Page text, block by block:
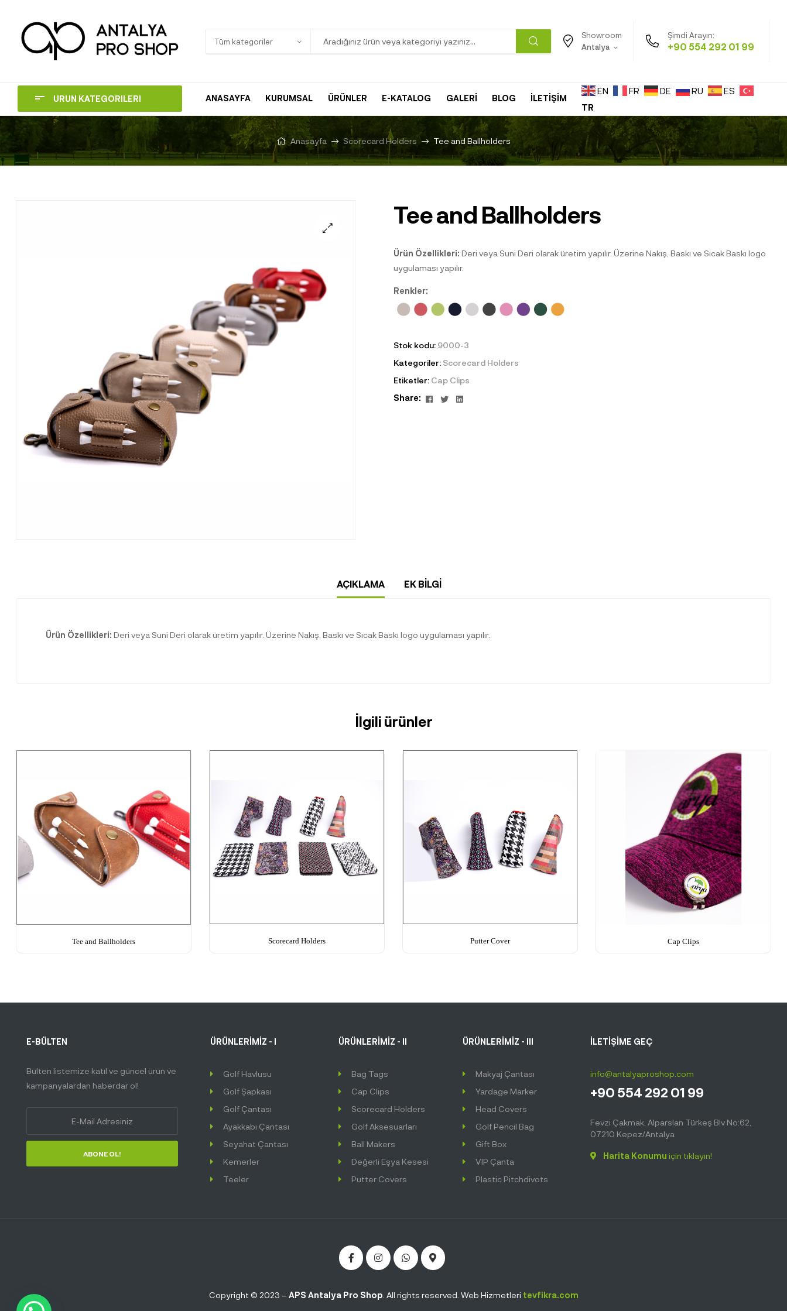
Tüm kategoriler
Showroom
Antalya
Şimdi Arayın:
+90 554 292 01 99
ÜRÜN KATEGORİLERİ ANASAYFA KURUMSAL ÜRÜNLER E-KATALOG GALERİ BLOG İLETİŞİM
EN FR DE RU
ES
TR
Anasayfa Scorecard Holders Tee and Ballholders
Tee and Ballholders
Ürün Özellikleri: Deri veya Suni Deri olarak üretim yapılır. Üzerine Nakış, Baskı ve Sıcak Baskı logo
uygulaması yapılır.
Renkler:
Stok kodu: 9000-3
Kategoriler: Scorecard Holders
Etiketler: Cap Clips
Share:
Facebook
Twitter
Linkedin
AÇIKLAMA EK BILGI
Ürün Özellikleri: Deri veya Suni Deri olarak üretim yapılır. Üzerine Nakış, Baskı ve Sıcak Baskı logo uygulaması yapılır.
İlgili ürünler
Tee and Ballholders Scorecard Holders Putter Cover Cap Clips
E-BÜLTEN
Bülten listemize katıl ve güncel ürün ve
kampanyalardan haberdar ol!
ABONE OL!
ÜRÜNLERİMİZ - I
Golf Havlusu
Golf Şapkası
Golf Çantası
Ayakkabı Çantası
Seyahat Çantası
Kemerler
Teeler
ÜRÜNLERİMİZ - II
Bag Tags
Cap Clips
Scorecard Holders
Golf Aksesuarları
Ball Makers
Değerli Eşya Kesesi
Putter Covers
ÜRÜNLERİMİZ - III
Makyaj Çantası
Yardage Marker
Head Covers
Golf Pencil Bag
Gift Box
VIP Çanta
Plastic Pitchdivots
İLETİŞİME GEÇ
info@antalyaproshop.com
+90 554 292 01 99
Fevzi Çakmak, Alparslan Türkeş Blv No:62,
07210 Kepez/Antalya
Harita Konumu için tıklayın!
Copyright © 2023 – APS Antalya Pro Shop . All rights reserved. Web Hizmetleri tevfikra.com